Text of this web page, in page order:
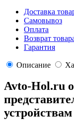
Доставка
Самовывоз
Оплата
Возврат
Гарантия
Описание
Avto-Hol.ru